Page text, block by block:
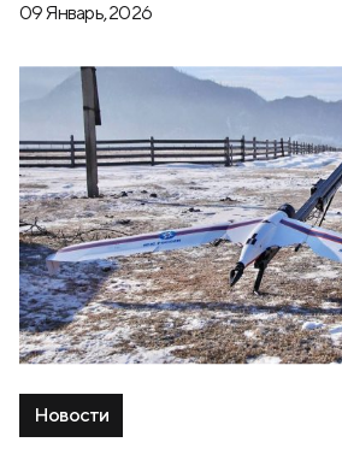
09 Январь, 2026
Новости